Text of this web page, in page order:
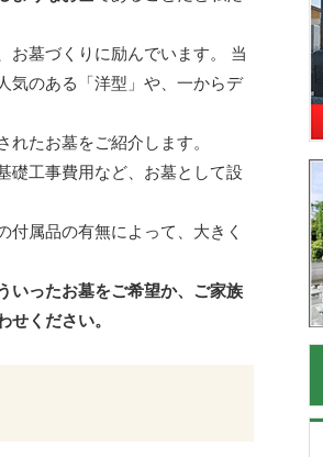
お墓づくりに励んでいます。 当
気のある「洋型」や、一からデ
たお墓をご紹介します。
礎工事費用など、お墓として設
付属品の有無によって、大きく
いったお墓をご希望か、ご家族
ください。